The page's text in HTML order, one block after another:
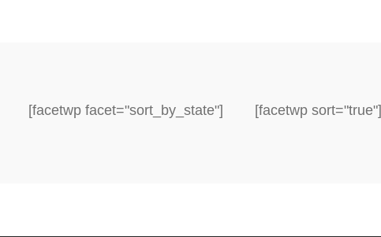
[facetwp facet="sort_by_state"] [facetwp sort="true"]